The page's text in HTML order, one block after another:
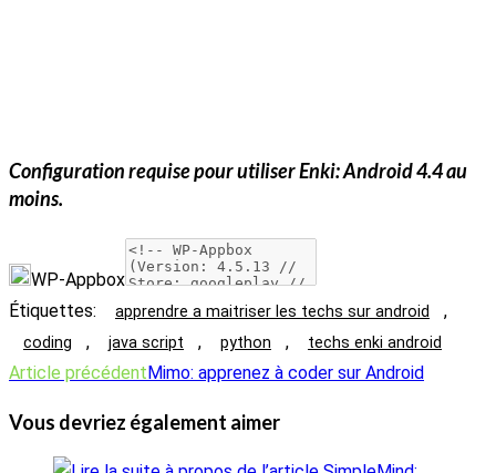
Configuration requise pour utiliserEnki: Android 4.4 au
moins.
WP-Appbox
Étiquettes: apprendre a maitriser les techs sur android ,
coding , java script , python , techs enki android
Read
articles
Article précédentMimo: apprenez à coder sur Android
Vous devriez également aimer